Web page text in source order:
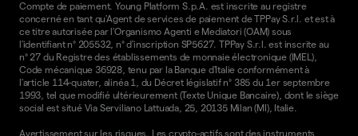
Compte de paiement. Young Platform S.p.A. est inscrite au registre
concerné en tant qu'Agent de services de paiement de TPPay S.r.l. et est à
ce titre autorisée par l'Organismo Agenti e Mediatori (OAM) sous
l'identifiant n° 205532, n° d'inscription SP5627. TPPay S.r.l. est inscrite au
n° 27 du Registre des établissements de monnaie électronique (IMEL),
Code mécanique 36928, tenu par la Banque d'Italie conformément à
l'article 114-quater, alinéa 1, du Décret législatif n° 385 du 1er septembre
1993, tel que modifié ultérieurement (Texte Unique Bancaire), dont le siège
social est situé Via Serviliano Lattuada, 25, 20135 Milan (MI), Italie.
Avertissement sur les risques. Les crypto-actifs sont des instruments